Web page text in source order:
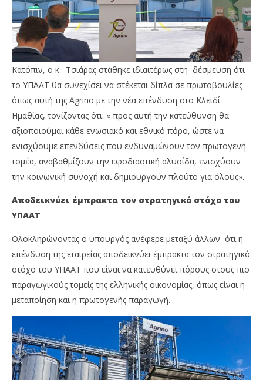
Κατόπιν, ο κ. Τσιάρας στάθηκε ιδιαιτέρως στη δέσμευση ότι
το ΥΠΑΑΤ θα συνεχίσει να στέκεται δίπλα σε πρωτοβουλίες
όπως αυτή της Agrino με την νέα επένδυση στο Κλειδί
Ημαθίας, τονίζοντας ότι: « προς αυτή την κατεύθυνση θα
αξιοποιούμαι κάθε ενωσιακό και εθνικό πόρο, ώστε να
ενισχύουμε επενδύσεις που ενδυναμώνουν τον πρωτογενή
τομέα, αναβαθμίζουν την εφοδιαστική αλυσίδα, ενισχύουν
την κοινωνική συνοχή και δημιουργούν πλούτο για όλους».
Αποδεικνύει έμπρακτα τον στρατηγικό στόχο του
ΥΠΑΑΤ
Ολοκληρώνοντας ο υπουργός ανέφερε μεταξύ άλλων ότι η
επένδυση της εταιρείας αποδεικνύει έμπρακτα τον στρατηγικό
στόχο του ΥΠΑΑΤ που είναι να κατευθύνει πόρους στους πιο
παραγωγικούς τομείς της ελληνικής οικονομίας, όπως είναι η
μεταποίηση και η πρωτογενής παραγωγή.